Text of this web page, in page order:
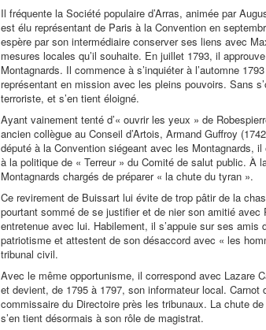
Il fréquente la Société populaire d’Arras, animée par
est élu représentant de Paris à la Convention en
espère par son intermédiaire conserver ses liens avec
mesures locales qu’il souhaite. En juillet 1793, il
Montagnards. Il commence à s’inquiéter à l’automne
représentant en mission avec les pleins pouvoirs. Sans
terroriste, et s’en tient éloigné.
Ayant vainement tenté d’« ouvrir les yeux » de
ancien collègue au Conseil d’Artois, Armand Guffroy
député à la Convention siégeant avec les Montagnards,
à la politique de « Terreur » du Comité de salut public. À
Montagnards chargés de préparer « la chute du tyran ».
Ce revirement de Buissart lui évite de trop pâtir de la
pourtant sommé de se justifier et de nier son amitié avec
entretenue avec lui. Habilement, il s’appuie sur ses
patriotisme et attestent de son désaccord avec « les
tribunal civil.
Avec le même opportunisme, il correspond avec Lazare
et devient, de 1795 à 1797, son informateur local. Carnot
commissaire du Directoire près les tribunaux. La chute
s’en tient désormais à son rôle de magistrat.